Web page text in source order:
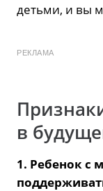
детьми, и вы
РЕКЛАМА
в
1. Ребенок с